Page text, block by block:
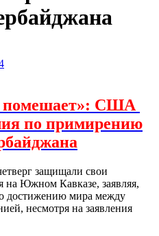
помешает»: США
по примирению
защищали свои
на Южном Кавказе, заявляя,
достижению мира между
несмотря на заявления